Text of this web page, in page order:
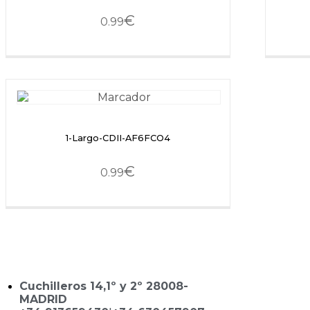
0.99€
1-Largo-CDII-AF6FCO4
0.99€
Cuchilleros 14,1º y 2º 28008-
MADRID